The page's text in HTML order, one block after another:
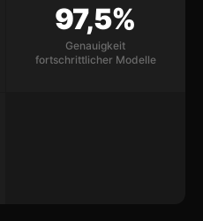
97,5%
Genauigkeit
fortschrittlicher Modelle